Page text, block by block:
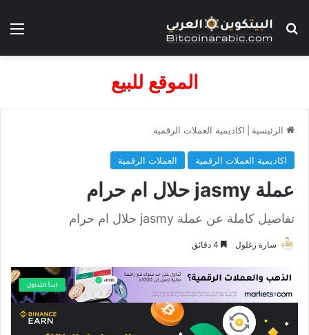
بحث عن
الموقع للبيع
الرئيسية اكاديمية العملات الرقمية
اكاديمية العملات الرقمية العملات الرقمية
عملة jasmy حلال ام حرام
تفاصيل كاملة عن عملة jasmy حلال ام حرام
سارة زغلول